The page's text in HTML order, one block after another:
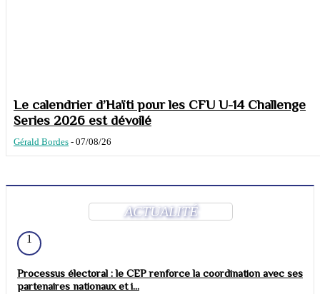
Le calendrier d’Haïti pour les CFU U-14 Challenge
Series 2026 est dévoilé
Gérald Bordes - 07/08/26
ACTUALITÉ
1
Processus électoral : le CEP renforce la coordination avec ses
partenaires nationaux et i...